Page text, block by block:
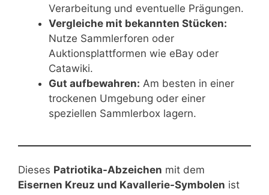
Verarbeitung und eventuelle Prägungen.
Vergleiche mit bekannten Stücken:
Nutze Sammlerforen oder
Auktionsplattformen wie eBay oder
Catawiki.
Gut aufbewahren: Am besten in einer
trockenen Umgebung oder einer
speziellen Sammlerbox lagern.
Dieses Patriotika-Abzeichen mit dem
Eisernen Kreuz und Kavallerie-Symbolen ist